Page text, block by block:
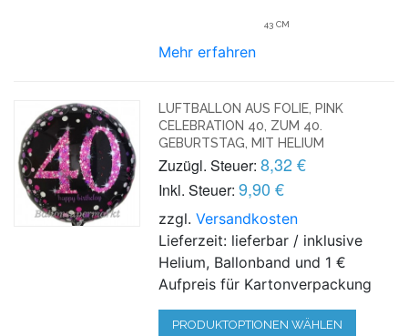
43 CM
Mehr erfahren
LUFTBALLON AUS FOLIE, PINK
CELEBRATION 40, ZUM 40.
GEBURTSTAG, MIT HELIUM
Zuzügl. Steuer: 8,32 €
Inkl. Steuer: 9,90 €
zzgl.Versandkosten
Lieferzeit: lieferbar / inklusive
Helium, Ballonband und 1 €
Aufpreis für Kartonverpackung
PRODUKTOPTIONEN WÄHLEN